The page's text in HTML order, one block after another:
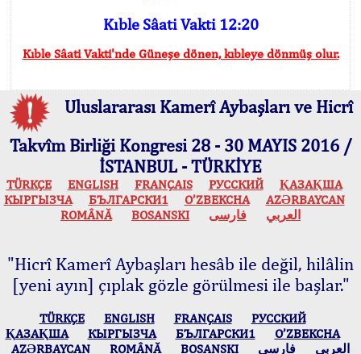
Kıble Sâati Vakti 12:20
Kıble Sâati Vakti'nde Güneşe dönen, kıbleye dönmüş olur.
Uluslararası Kamerî Aybaşları ve Hicrî
Takvîm Birliği Kongresi 28 - 30 MAYIS 2016 /
İSTANBUL - TÜRKİYE
TÜRKÇE ENGLISH FRANÇAIS РУССКИЙ
ҚАЗАҚША
КЫPГЫЗЧA
БЪЛГАРСКИ1 O’ZBEKCHA
AZӘRBAYCAN
ROMÂNĂ
BOSANSKI العربي فارسی
"Hicrî Kamerî Aybaşları hesâb ile değil, hilâlin
[yeni ayın] çıplak gözle görülmesi ile başlar."
TÜRKÇE ENGLISH FRANÇAIS
РУССКИЙ
ҚАЗАҚША
КЫPГЫЗЧA БЪЛГАРСКИ1
O’ZBEKCHA
AZӘRBAYCAN
ROMÂNĂ BOSANSKI العربي فارسی